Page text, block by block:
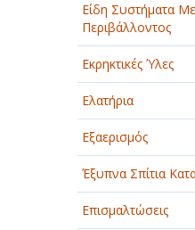
Είδη Συστήματα
Περιβάλλοντος
Εκρηκτικές Ύλες
Ελατήρια
Εξαερισμός
Έξυπνα Σπίτια
Επισμαλτώσεις